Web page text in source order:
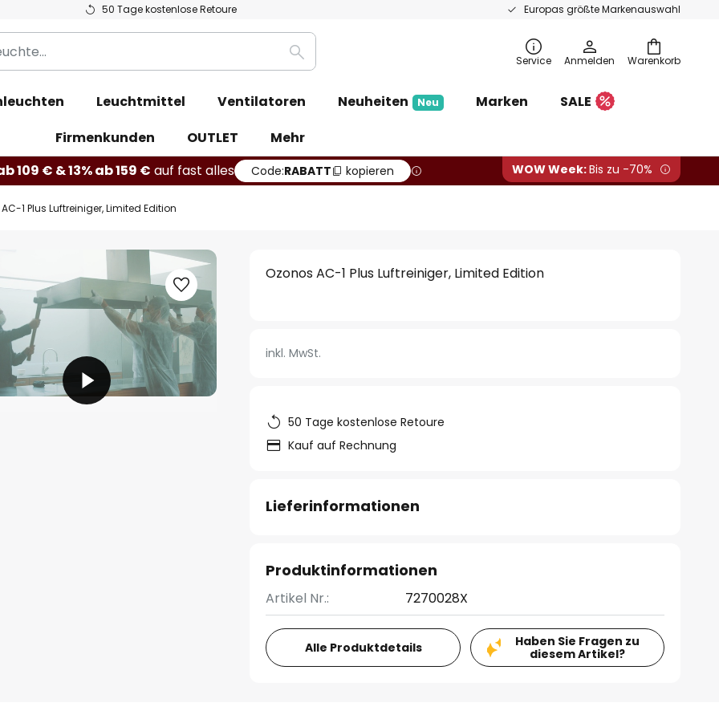
50 Tage kostenlose Retoure Europas größte Markenauswahl
Warenkorb
Suche Service Anmelden
Leuchtmittel Ventilatoren Neuheiten Neu Marken
SALE
Firmenkunden
OUTLET
Mehr
109 € & 13% ab 159 € auf fast alles Code:RABATT kopieren WOW Week:Bis zu -70%
1 Plus Luftreiniger, Limited Edition
Ozonos AC-1 Plus Luftreiniger, Limited Edition
inkl. MwSt.
50 Tage kostenlose Retoure
Kauf auf Rechnung
Lieferinformationen
Produktinformationen
Artikel Nr.: 7270028X
Alle Produktdetails
Haben Sie Fragen zu
diesem Artikel?